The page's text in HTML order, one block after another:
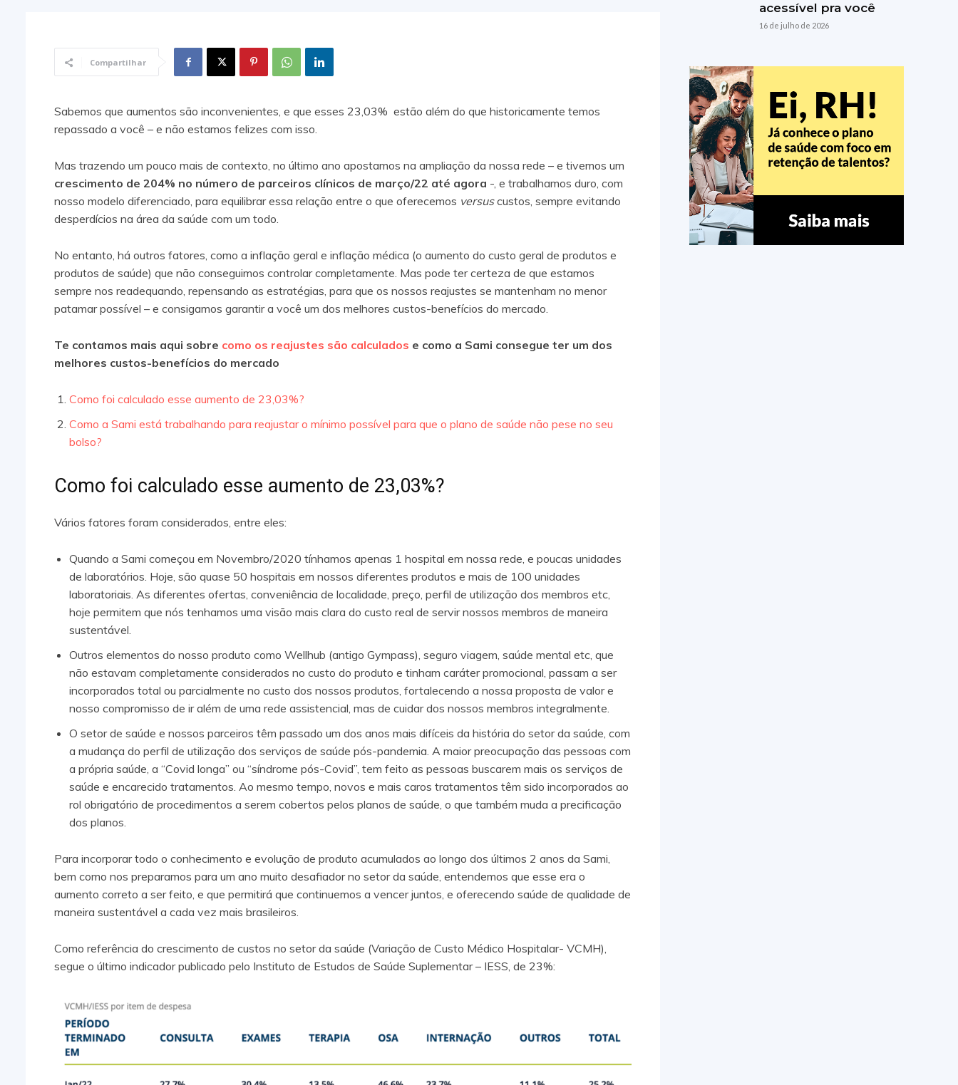
Compartilhar
Sabemos que aumentos são inconvenientes, e que esses 23,03% estão além do que historicamente temos
repassado a você – e não estamos felizes com isso.
Mas trazendo um pouco mais de contexto, no último ano apostamos na ampliação da nossa rede – e tivemos um
crescimento de 204% no número de parceiros clínicos de março/22 até agora -, e trabalhamos duro, com
nosso modelo diferenciado, para equilibrar essa relação entre o que oferecemos versuscustos, sempre evitando
desperdícios na área da saúde com um todo.
No entanto, há outros fatores, como a inflação geral e inflação médica (o aumento do custo geral de produtos e
produtos de saúde) que não conseguimos controlar completamente. Mas pode ter certeza de que estamos
sempre nos readequando, repensando as estratégias, para que os nossos reajustes se mantenham no menor
patamar possível – e consigamos garantir a você um dos melhores custos-benefícios do mercado.
Te contamos mais aqui sobre como os reajustes são calculados e como a Sami consegue ter um dos
melhores custos-benefícios do mercado
Como foi calculado esse aumento de 23,03%?
Como a Sami está trabalhando para reajustar o mínimo possível para que o plano de saúde não pese no seu
bolso?
Como foi calculado esse aumento de 23,03%?
Vários fatores foram considerados, entre eles:
Quando a Sami começou em Novembro/2020 tínhamos apenas 1 hospital em nossa rede, e poucas unidades
de laboratórios. Hoje, são quase 50 hospitais em nossos diferentes produtos e mais de 100 unidades
laboratoriais. As diferentes ofertas, conveniência de localidade, preço, perfil de utilização dos membros etc,
hoje permitem que nós tenhamos uma visão mais clara do custo real de servir nossos membros de maneira
sustentável.
Outros elementos do nosso produto como Wellhub (antigo Gympass), seguro viagem, saúde mental etc, que
não estavam completamente considerados no custo do produto e tinham caráter promocional, passam a ser
incorporados total ou parcialmente no custo dos nossos produtos, fortalecendo a nossa proposta de valor e
nosso compromisso de ir além de uma rede assistencial, mas de cuidar dos nossos membros integralmente.
O setor de saúde e nossos parceiros têm passado um dos anos mais difíceis da história do setor da saúde, com
a mudança do perfil de utilização dos serviços de saúde pós-pandemia. A maior preocupação das pessoas com
a própria saúde, a “Covid longa” ou “síndrome pós-Covid”, tem feito as pessoas buscarem mais os serviços de
saúde e encarecido tratamentos. Ao mesmo tempo, novos e mais caros tratamentos têm sido incorporados ao
rol obrigatório de procedimentos a serem cobertos pelos planos de saúde, o que também muda a precificação
dos planos.
Para incorporar todo o conhecimento e evolução de produto acumulados ao longo dos últimos 2 anos da Sami,
bem como nos preparamos para um ano muito desafiador no setor da saúde, entendemos que esse era o
aumento correto a ser feito, e que permitirá que continuemos a vencer juntos, e oferecendo saúde de qualidade de
maneira sustentável a cada vez mais brasileiros.
Como referência do crescimento de custos no setor da saúde (Variação de Custo Médico Hospitalar- VCMH),
segue o último indicador publicado pelo Instituto de Estudos de Saúde Suplementar – IESS, de 23%:
acessível pra você
16 de julho de 2026